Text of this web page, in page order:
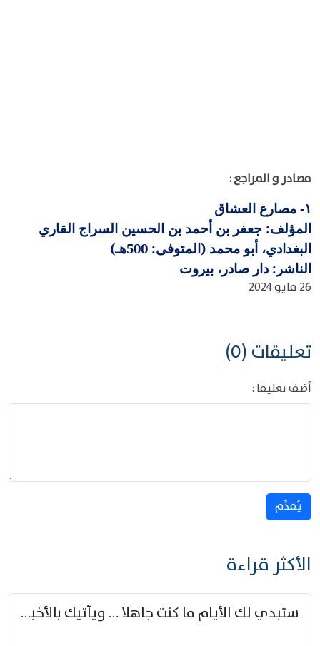
مصادر و المراجع :
١-
مصارع العشاق
المؤلف: جعفر بن أحمد بن الحسين السراج القاري
البغدادي، أبو محمد (المتوفى: 500هـ)
الناشر: دار صادر، بيروت
26 مايو 2024
تعليقات (0)
أضف تعليقا :
يُقدِّم
الأكثر قراءة
ستبدي لك الأيام ما كنت جاهلا … ويأتيك بالأخبار من لم تزوّد